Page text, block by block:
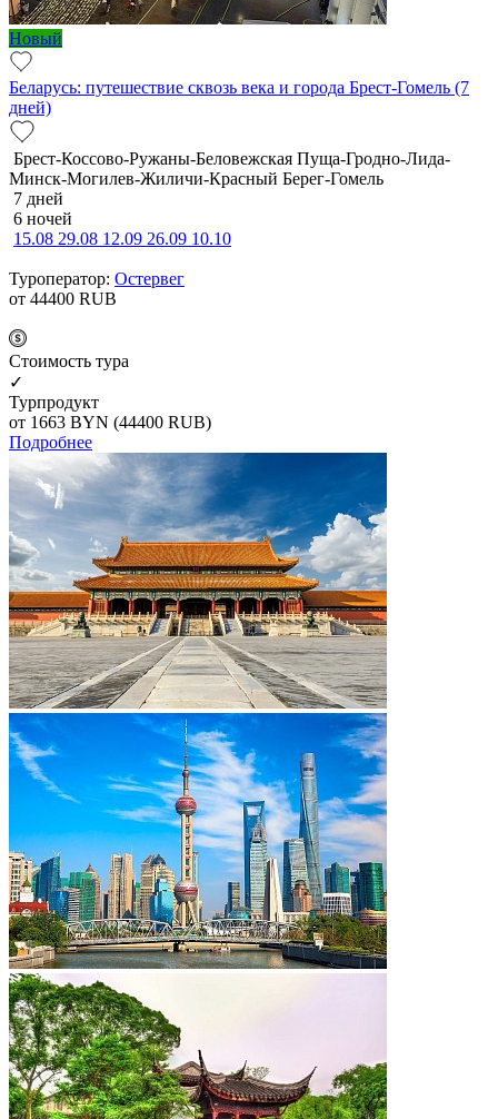
Новый
Беларусь: путешествие сквозь века и города Брест-Гомель (7
дней)
Брест-Коссово-Ружаны-Беловежская Пуща-Гродно-Лида-
Минск-Могилев-Жиличи-Красный Берег-Гомель
7 дней
6 ночей
15.08 29.08 12.09 26.09 10.10
Туроператор: Остервег
от 44400 RUB
Cтоимость тура
✓
Турпродукт
от 1663 BYN (44400 RUB)
Подробнее